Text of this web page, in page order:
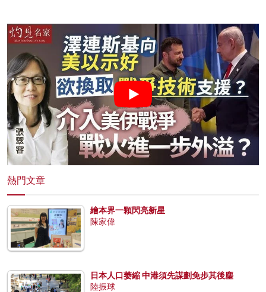
熱門文章
繪本界一顆閃亮新星
陳家偉
日本人口萎縮 中港須先謀劃免步其後塵
陸振球